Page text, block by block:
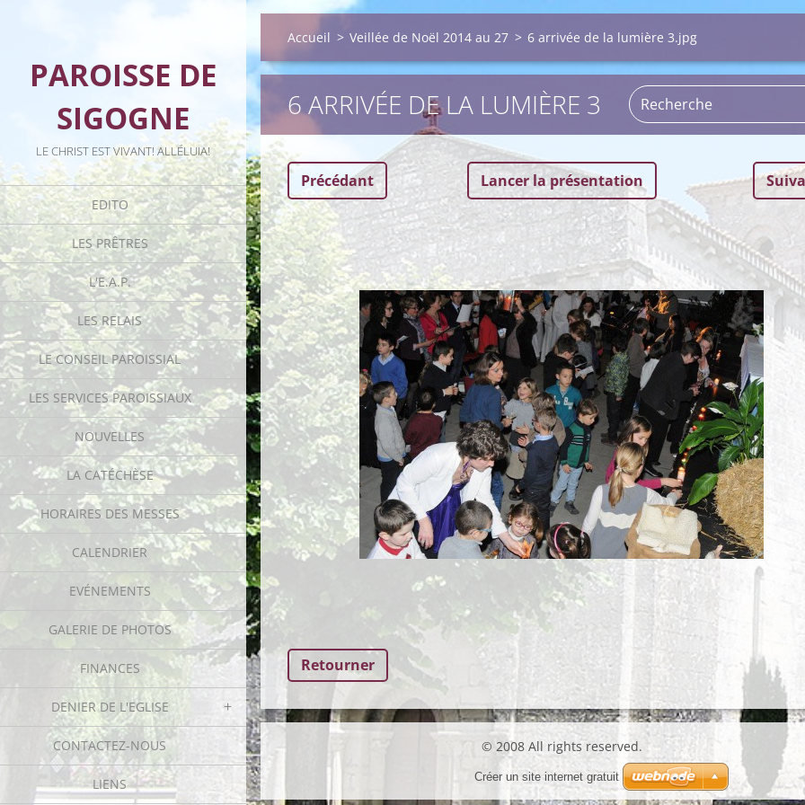
PAROISSE DE
SIGOGNE
LE CHRIST EST VIVANT! ALLÉLUIA!
EDITO
LES PRÊTRES
L'E.A.P.
LES RELAIS
LE CONSEIL PAROISSIAL
LES SERVICES PAROISSIAUX
NOUVELLES
LA CATÉCHÈSE
HORAIRES DES MESSES
CALENDRIER
EVÉNEMENTS
GALERIE DE PHOTOS
FINANCES
DENIER DE L'EGLISE
CONTACTEZ-NOUS
LIENS
Accueil > Veillée de Noël 2014 au 27 > 6 arrivée de la lumière 3.jpg
6 ARRIVÉE DE LA LUMIÈRE 3
Précédant Lancer la présentation
Retourner
© 2008 All rights reserved.
Créer un site internet gratuit